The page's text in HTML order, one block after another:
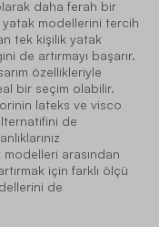
daha ferah bir
modellerini tercih
tek kişilik yatak
de artırmayı başarır.
özellikleriyle
bir seçim olabilir.
lateks ve visco
de
arasından
için farklı ölçü
de